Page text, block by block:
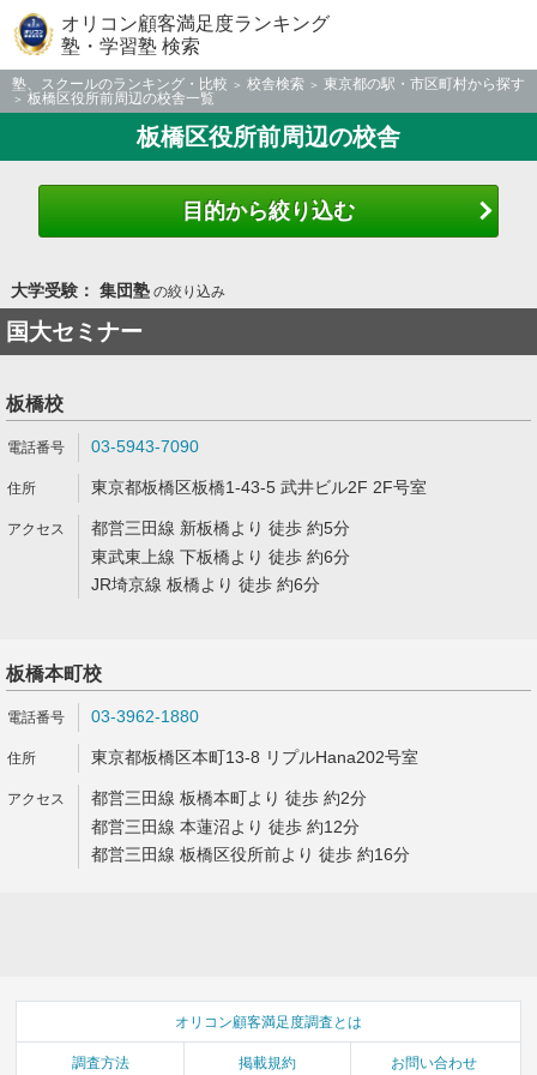
オリコン顧客満足度ランキング
塾・学習塾 検索
塾、スクールのランキング・比較 校舎検索
東京都の駅・市区町村から探す
板橋区役所前周辺の校舎一覧
板橋区役所前周辺の校舎
目的から絞り込む
大学受験： 集団塾の絞り込み
国大セミナー
板橋校
03-5943-7090
東京都板橋区板橋1-43-5 武井ビル2F 2F号室
都営三田線 新板橋より 徒歩 約5分
東武東上線 下板橋より 徒歩 約6分
JR埼京線 板橋より 徒歩 約6分
板橋本町校
03-3962-1880
東京都板橋区本町13-8 リプルHana202号室
都営三田線 板橋本町より 徒歩 約2分
都営三田線 本蓮沼より 徒歩 約12分
都営三田線 板橋区役所前より 徒歩 約16分
オリコン顧客満足度調査とは
調査方法 掲載規約 お問い合わせ